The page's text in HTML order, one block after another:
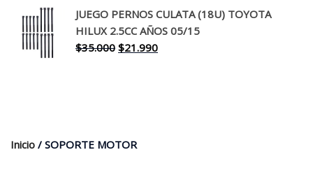
original
era:
$30.000.
actual
es:
$17.990.
JUEGO PERNOS CULATA (18U) TOYOTA
HILUX 2.5CC AÑOS 05/15
$35.000 El
$21.990El
Inicio / SOPORTE MOTOR